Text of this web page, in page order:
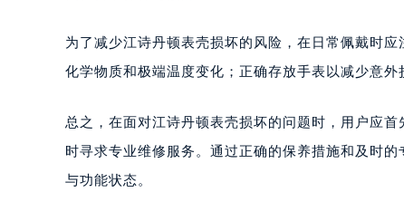
为了减少江诗丹顿表壳损坏的风险，在日常佩戴时
化学物质和极端温度变化；正确存放手表以减少意外
总之，在面对江诗丹顿表壳损坏的问题时，用户应
时寻求专业维修服务。通过正确的保养措施和及时
与功能状态。